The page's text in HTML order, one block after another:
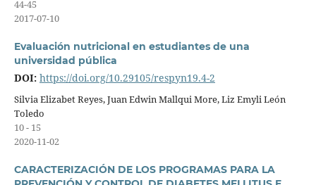
44-45
2017-07-10
Evaluación nutricional en estudiantes de una
universidad pública
DOI: https://doi.org/10.29105/respyn19.4-2
Silvia Elizabet Reyes, Juan Edwin Mallqui More, Liz Emyli León
Toledo
10 - 15
2020-11-02
CARACTERIZACIÓN DE LOS PROGRAMAS PARA LA